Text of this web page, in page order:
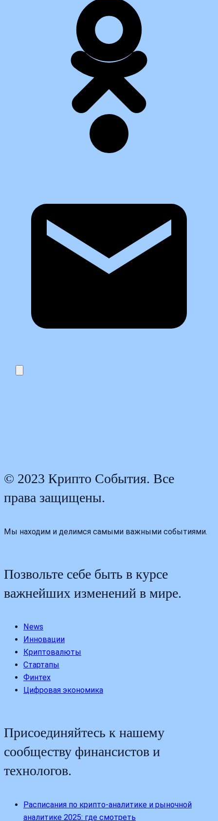
© 2023 Крипто События. Все
права защищены.
Мы находим и делимся самыми важными событиями.
Позвольте себе быть в курсе
важнейших изменений в мире.
News
Инновации
Криптовалюты
Стартапы
Финтех
Цифровая экономика
Присоединяйтесь к нашему
сообществу финансистов и
технологов.
Расписания по крипто-аналитике и рыночной
аналитике 2025: где смотреть